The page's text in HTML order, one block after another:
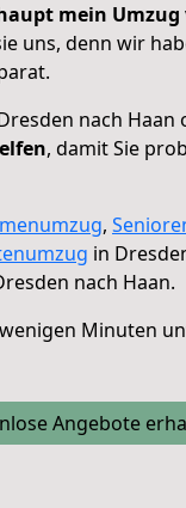
mein Umzug
uns, denn wir
nach
, damit Sie
,
in
nach Haan.
Minuten
Angebote